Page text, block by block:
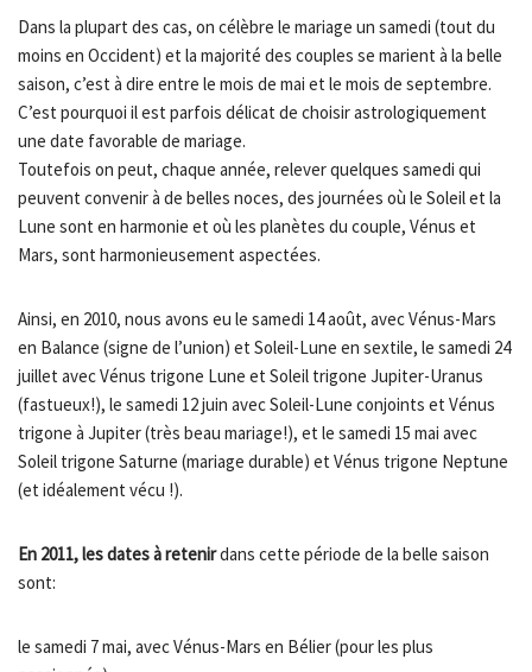
Dans la plupart des cas, on célèbre le mariage un samedi (tout du
moins en Occident) et la majorité des couples se marient à la belle
saison, c’est à dire entre le mois de mai et le mois de septembre.
C’est pourquoi il est parfois délicat de choisir astrologiquement
une date favorable de mariage.
Toutefois on peut, chaque année, relever quelques samedi qui
peuvent convenir à de belles noces, des journées où le Soleil et la
Lune sont en harmonie et où les planètes du couple, Vénus et
Mars, sont harmonieusement aspectées.
Ainsi, en 2010, nous avons eu le samedi 14 août, avec Vénus-Mars
en Balance (signe de l’union) et Soleil-Lune en sextile, le samedi 24
juillet avec Vénus trigone Lune et Soleil trigone Jupiter-Uranus
(fastueux!), le samedi 12 juin avec Soleil-Lune conjoints et Vénus
trigone à Jupiter (très beau mariage!), et le samedi 15 mai avec
Soleil trigone Saturne (mariage durable) et Vénus trigone Neptune
(et idéalement vécu !).
En 2011, les dates à retenirdans cette période de la belle saison
sont:
le samedi 7 mai, avec Vénus-Mars en Bélier (pour les plus